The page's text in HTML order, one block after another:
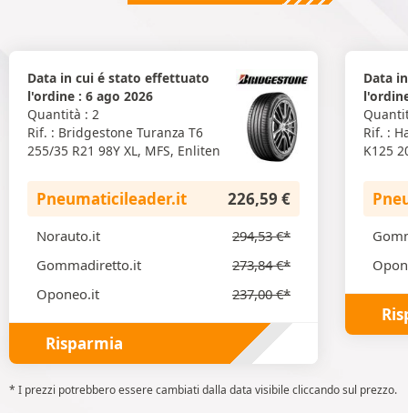
Data in cui é stato effettuato
l'ordine : 6 ago 2026
Quantità : 2
Rif. : Bridgestone Turanza T6
255/35 R21 98Y XL, MFS, Enliten
Pneumaticileader.it 226,59 €
Norauto.it 294,53 €*
Gommadiretto.it
273,84 €*
Oponeo.it
237,00 €*
Risparmia
Data
Rif. :
K125
* I prezzi potrebbero essere cambiati dalla data visibile cliccando sul prezzo.